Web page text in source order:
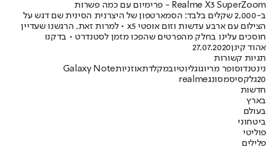
Realme X3 SuperZoom - פרימיום עם כמה פשרות
ב-2,000 שקלים בלבד: הסמארטפון של היצרנית הסינית שם דגש על
הצילום עם ארבע עדשות וזום אופטי x5 • למרות זאת, הרגשנו שעדיין
חוסכים עלינו בחלק מהפרטים שהפכו מזמן לסטנדרט • בדקנו
אהוד קינן27.07.2020
תגיות קשורות
נינטנדוסופר מריוגוגליוטיובמקלדתאוזניותGalaxy Note
20גלקסיסמסונגrealme
חדשות
בארץ
בעולם
ביטחוני
פוליטי
פלילים